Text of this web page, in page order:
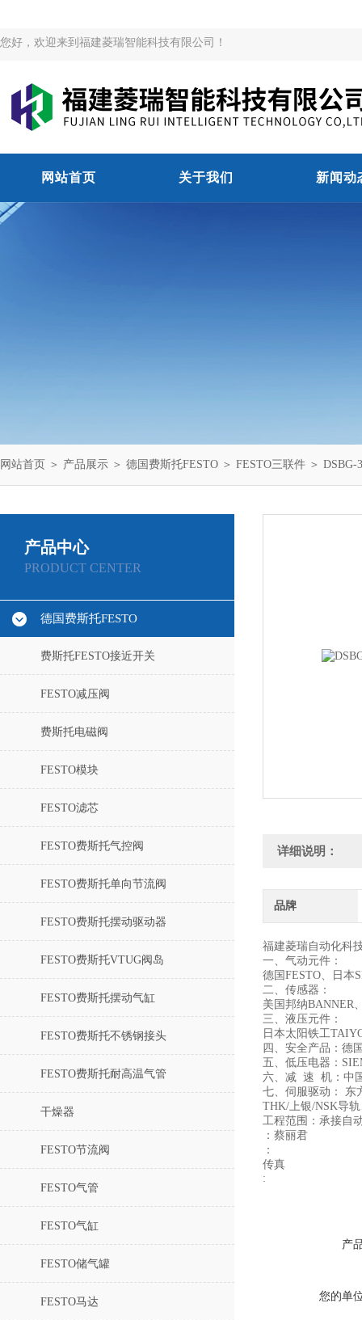
您好，欢迎来到福建菱瑞智能科技有限公司！
网站首页 关于我们 新闻动
网站首页 ＞ 产品展示 ＞ 德国费斯托FESTO ＞ FESTO三联件 ＞ DSBG-
产品中心
PRODUCT CENTER
德国费斯托FESTO
费斯托FESTO接近开关
FESTO减压阀
费斯托电磁阀
FESTO模块
FESTO滤芯
FESTO费斯托气控阀
FESTO费斯托单向节流阀
FESTO费斯托摆动驱动器
FESTO费斯托VTUG阀岛
FESTO费斯托摆动气缸
FESTO费斯托不锈钢接头
FESTO费斯托耐高温气管
干燥器
FESTO节流阀
FESTO气管
FESTO气缸
FESTO储气罐
FESTO马达
详细说明：
品牌
福建菱瑞自动化科
一、气动元件：
德国FESTO、日本
二、传感器：
美国邦纳BANNER
三、液压元件：
日本太阳铁工
四、安全产品：德
五、低压电器：
六、减 速 机：中
七、伺服驱动： 东
THK/上银/NSK导
工程范围：承接自
：蔡丽君
：
传真
:
产
您的单